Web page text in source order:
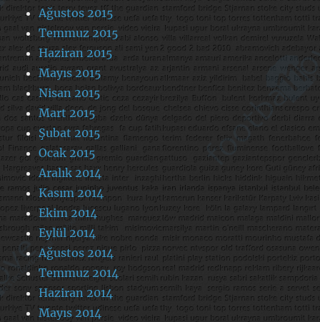
Ağustos 2015
Temmuz 2015
Haziran 2015
Mayıs 2015
Nisan 2015
Mart 2015
Şubat 2015
Ocak 2015
Aralık 2014
Kasım 2014
Ekim 2014
Eylül 2014
Ağustos 2014
Temmuz 2014
Haziran 2014
Mayıs 2014